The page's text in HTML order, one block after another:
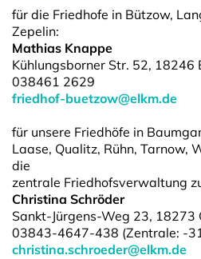
für die Friedhofe in Bützow,
Zepelin:
Mathias Knappe
Kühlungsborner Str. 52, 18246
038461 2629
friedhof-buetzow@elkm.de
für unsere Friedhöfe in
Laase, Qualitz, Rühn, Tarnow,
die
zentrale Friedhofsverwaltung
Christina Schröder
Sankt-Jürgens-Weg 23, 18273
03843-4647-438 (Zentrale: -
christina.schroeder@elkm.de